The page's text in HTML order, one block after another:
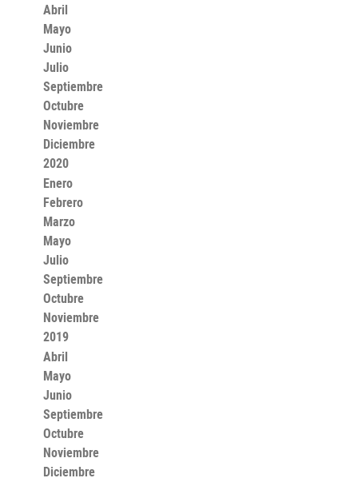
Abril
Mayo
Junio
Julio
Septiembre
Octubre
Noviembre
Diciembre
2020
Enero
Febrero
Marzo
Mayo
Julio
Septiembre
Octubre
Noviembre
2019
Abril
Mayo
Junio
Septiembre
Octubre
Noviembre
Diciembre